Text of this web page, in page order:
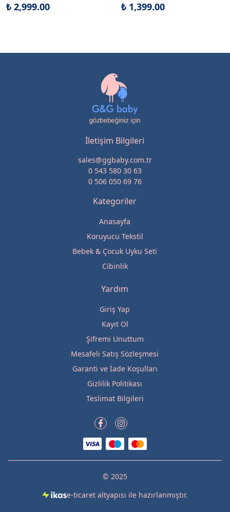
₺ 2,999.00 ₺ 1,399.00
Kategoriler
Anasayfa
Koruyucu Tekstil
Bebek & Çocuk Uyku Seti
Cibinlik
İletişim Bilgileri
sales@ggbaby.com.tr
0 543 580 30 63
0 506 050 69 76
Yardım
Giriş Yap
Kayıt Ol
Şifremi Unuttum
Mesafeli Satış Sözleşmesi
Garanti ve İade Koşulları
Gizlilik Politikası
Teslimat Bilgileri
© 2025
e-ticaret altyapısı ile hazırlanmıştır.